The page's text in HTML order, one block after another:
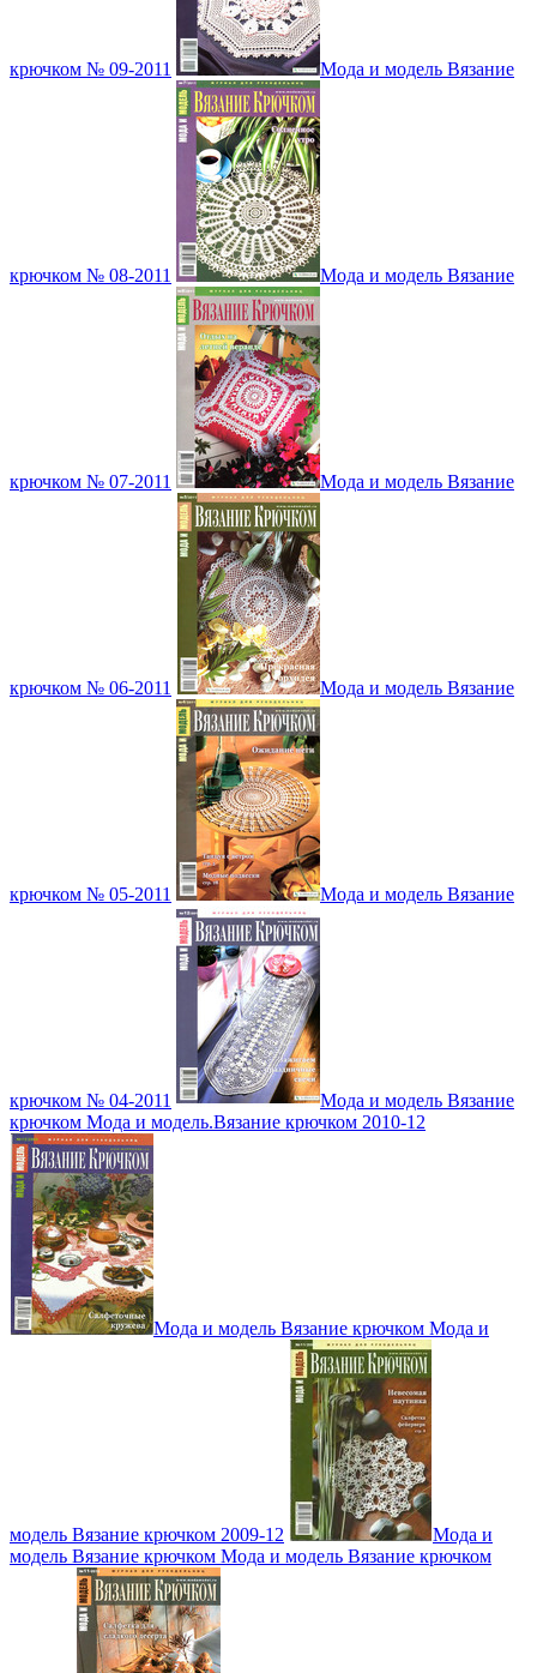
крючком № 09-2011 Мода и модель Вязание
крючком № 08-2011 Мода и модель Вязание
крючком № 07-2011 Мода и модель Вязание
крючком № 06-2011 Мода и модель Вязание
крючком № 05-2011 Мода и модель Вязание
крючком № 04-2011
Мода и модель Вязание
крючком Мода и модель.Вязание крючком 2010-12
Мода и модель Вязание крючком Мода и
модель Вязание крючком 2009-12
Мода и
модель Вязание крючком Мода и модель Вязание крючком